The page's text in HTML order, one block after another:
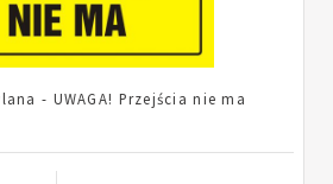
- UWAGA! Przejścia nie ma